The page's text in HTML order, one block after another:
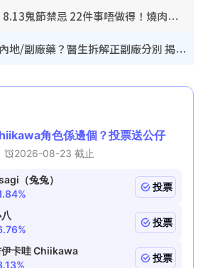
鬼門開2026｜8.13鬼節禁忌 22件事唔做得！燒肉、刺身要少食？半夜勿吹口哨/打呢個電話
網傳公院改用內地/副廠藥？醫生拆解正副廠分別 揭4類人換藥隨時出事